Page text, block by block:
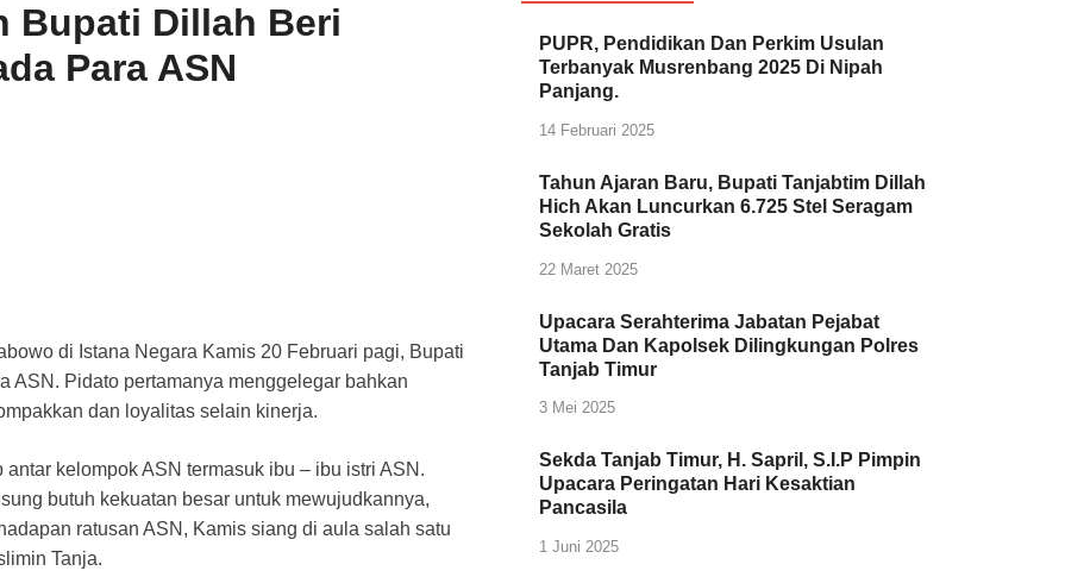
Bupati Dillah Beri
Para ASN
di Istana Negara Kamis 20 Februari pagi, Bupati
ASN. Pidato pertamanya menggelegar bahkan
dan loyalitas selain kinerja.
kelompok ASN termasuk ibu – ibu istri ASN.
butuh kekuatan besar untuk mewujudkannya,
ratusan ASN, Kamis siang di aula salah satu
Tanja.
PUPR, Pendidikan Dan Perkim Usulan
Terbanyak Musrenbang 2025 Di Nipah
Panjang.
14 Februari 2025
Tahun Ajaran Baru, Bupati Tanjabtim Dillah
Hich Akan Luncurkan 6.725 Stel Seragam
Sekolah Gratis
22 Maret 2025
Upacara Serahterima Jabatan Pejabat
Utama Dan Kapolsek Dilingkungan Polres
Tanjab Timur
3 Mei 2025
Sekda Tanjab Timur, H. Sapril, S.I.P Pimpin
Upacara Peringatan Hari Kesaktian
Pancasila
1 Juni 2025